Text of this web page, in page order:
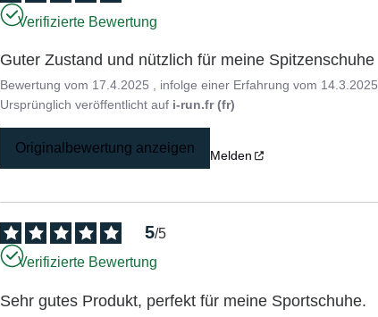
Verifizierte Bewertung
Guter Zustand und nützlich für meine Spitzenschuhe
Bewertung vom 17.4.2025 , infolge einer Erfahrung vom 14.3.2025
Ursprünglich veröffentlicht auf i-run.fr (fr)
Originalbewertung anzeigen Melden
5/5
Verifizierte Bewertung
Sehr gutes Produkt, perfekt für meine Sportschuhe.